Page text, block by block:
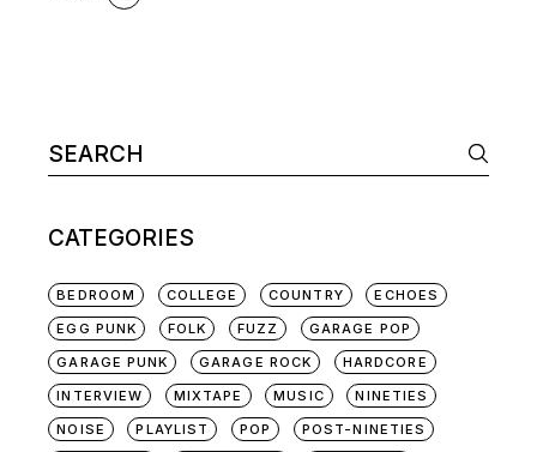
Search
for:
CATEGORIES
BEDROOM COLLEGE COUNTRY
ECHOES
EGG PUNK
FOLK FUZZ
GARAGE POP
GARAGE PUNK
GARAGE ROCK
HARDCORE
INTERVIEW
MIXTAPE MUSIC
NINETIES
NOISE
PLAYLIST POP
POST-NINETIES